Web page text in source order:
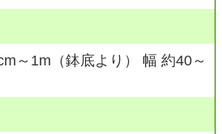
～1m（鉢底より） 幅 約40～